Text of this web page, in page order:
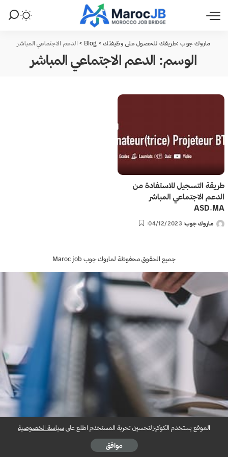
ماروك جوب :طريقك للحصول على وظيفتك>
Blog
> الدعم الاجتماعي المباشر
الوسم: الدعم الاجتماعي المباشر
طريقة التسجيل للاستفادة من
الدعم الاجتماعي المباشر
ASD.MA
Posted
ماروك جوب 04/12/2023
جميع الحقوق محفوظة لماروك جوب Maroc job
الموقع يستخدم الكوكيز لتحسين تحربة المستخدم اطلع على سياسة الخصوصية
موافق